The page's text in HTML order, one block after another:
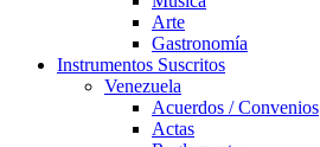
Arte
Gastronomía
Instrumentos Suscritos
Venezuela
Acuerdos / Convenios
Actas